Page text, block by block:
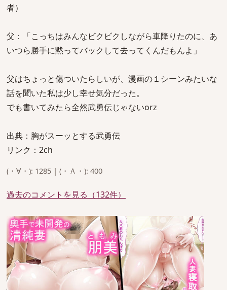
者）
父：「こっちはみんなビクビクしながら車降りたのに、あ
いつら勝手に黙ってバックして去ってくんだもんよ」
父はちょっと傷ついたらしいが、漫画の１シーンみたいな
話を聞いた私は少し幸せ気分だった。
でも書いてみたら全然武勇伝じゃないorz
出典：胸がスーッとする武勇伝
リンク：2ch
(・∀・): 1285 | (・Ａ・): 400
過去のコメントを見る（132件）